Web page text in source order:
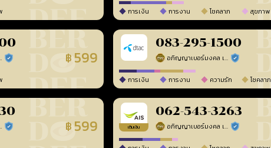
การเงิน การงาน โชคลาภ สุขภาพ
เลขศาสตร์ ร้านยืนยันแล้ว ฿ 599
083-295-1500
อภิญญาเบอร์มงคล เบอร์สวยเลขศาสตร์ ร้านยืนยันแล้ว
การเงิน การงาน ความรัก โชคลาภ
เลขศาสตร์ ร้านยืนยันแล้ว ฿ 599 เติมเงิน
062-543-3263
อภิญญาเบอร์มงคล เบอร์สวยเลขศาสตร์ ร้านยืนยันแล้ว